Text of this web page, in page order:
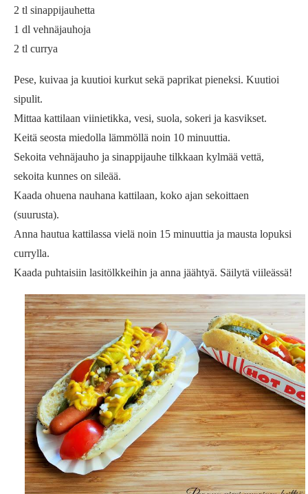
2 tl sinappijauhetta
1 dl vehnäjauhoja
2 tl currya
Pese, kuivaa ja kuutioi kurkut sekä paprikat pieneksi. Kuutioi
sipulit.
Mittaa kattilaan viinietikka, vesi, suola, sokeri ja kasvikset.
Keitä seosta miedolla lämmöllä noin 10 minuuttia.
Sekoita vehnäjauho ja sinappijauhe tilkkaan kylmää vettä,
sekoita kunnes on sileää.
Kaada ohuena nauhana kattilaan, koko ajan sekoittaen
(suurusta).
Anna hautua kattilassa vielä noin 15 minuuttia ja mausta lopuksi
currylla.
Kaada puhtaisiin lasitölkkeihin ja anna jäähtyä. Säilytä viileässä!